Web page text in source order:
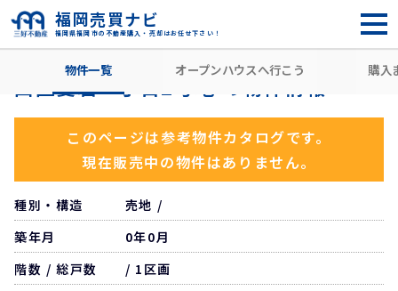
福岡県福岡市の不動産購入・売却はお任せ下さい！
福岡売買ナビ
住所から探す 福岡市西区 西区
物件一覧 オープンハウスへ行こう 購入
西区愛宕一丁目2号地 の物件情報
このページは参考物件カタログです。
現在販売中の物件はありません。
種別・構造
売地 /
築年月
0年0月
階数 / 総戸数
/ 1区画